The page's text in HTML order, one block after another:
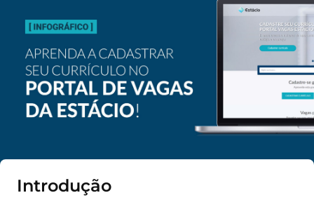
Introdução